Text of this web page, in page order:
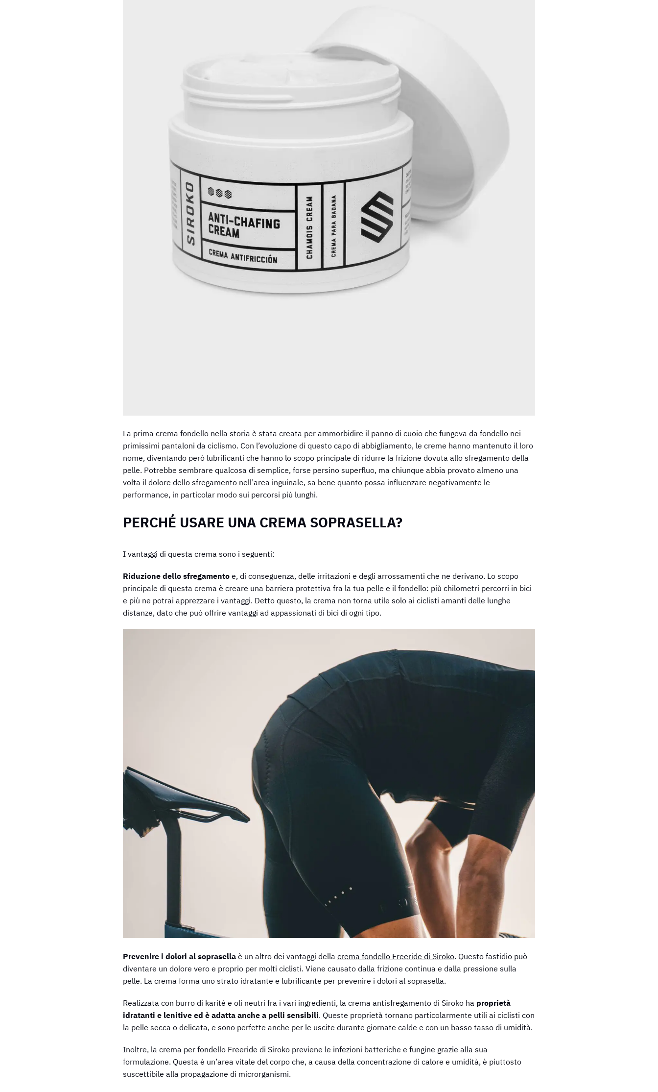
La prima crema fondello nella storia è stata creata per ammorbidire il panno di cuoio che fungeva da fondello nei
primissimi pantaloni da ciclismo. Con l’evoluzione di questo capo di abbigliamento, le creme hanno mantenuto il loro
nome, diventando però lubrificanti che hanno lo scopo principale di ridurre la frizione dovuta allo sfregamento della
pelle. Potrebbe sembrare qualcosa di semplice, forse persino superfluo, ma chiunque abbia provato almeno una
volta il dolore dello sfregamento nell’area inguinale, sa bene quanto possa influenzare negativamente le
performance, in particolar modo sui percorsi più lunghi.
PERCHÉ USARE UNA CREMA SOPRASELLA?
I vantaggi di questa crema sono i seguenti:
Riduzione dello sfregamento e, di conseguenza, delle irritazioni e degli arrossamenti che ne derivano. Lo scopo
principale di questa crema è creare una barriera protettiva fra la tua pelle e il fondello: più chilometri percorri in bici
e più ne potrai apprezzare i vantaggi. Detto questo, la crema non torna utile solo ai ciclisti amanti delle lunghe
distanze, dato che può offrire vantaggi ad appassionati di bici di ogni tipo.
Prevenire i dolori al soprasellaè un altro dei vantaggi della crema fondello Freeride di Siroko. Questo fastidio può
diventare un dolore vero e proprio per molti ciclisti. Viene causato dalla frizione continua e dalla pressione sulla
pelle. La crema forma uno strato idratante e lubrificante per prevenire i dolori al soprasella.
Realizzata con burro di karité e oli neutri fra i vari ingredienti, la crema antisfregamento di Siroko ha proprietà
idratanti e lenitive ed è adatta anche a pelli sensibili. Queste proprietà tornano particolarmente utili ai ciclisti con
la pelle secca o delicata, e sono perfette anche per le uscite durante giornate calde e con un basso tasso di umidità.
Inoltre, la crema per fondello Freeride di Siroko previene le infezioni batteriche e fungine grazie alla sua
formulazione. Questa è un’area vitale del corpo che, a causa della concentrazione di calore e umidità, è piuttosto
suscettibile alla propagazione di microrganismi.